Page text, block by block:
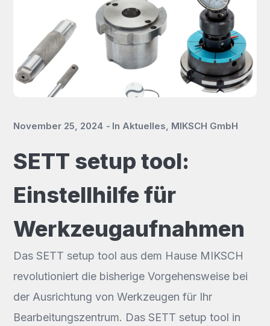
November 25, 2024 In Aktuelles MIKSCH GmbH
SETT setup tool:
Einstellhilfe für
Werkzeugaufnahmen
Das SETT setup tool aus dem Hause MIKSCH
revolutioniert die bisherige Vorgehensweise bei
der Ausrichtung von Werkzeugen für Ihr
Bearbeitungszentrum. Das SETT setup tool in